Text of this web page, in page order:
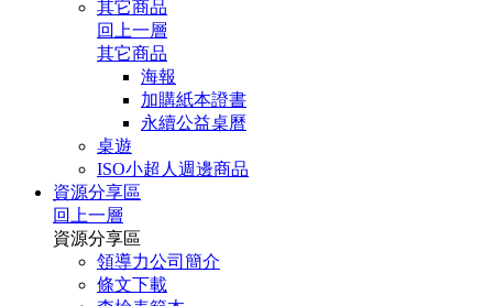
其它商品
回上一層
其它商品
海報
加購紙本證書
永續公益桌曆
桌遊
ISO小超人週邊商品
資源分享區
回上一層
資源分享區
領導力公司簡介
條文下載